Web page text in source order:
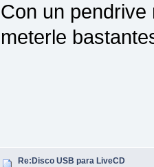
Con un
meterle
Re:Disco USB para LiveCD